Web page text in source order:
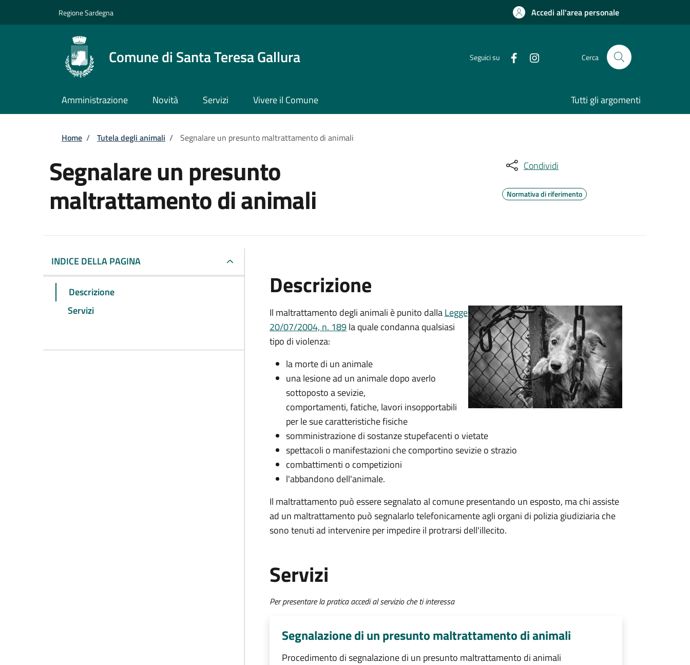
Regione Sardegna Accedi all'area personale
Comune di Santa Teresa Gallura Seguici su Cerca
Amministrazione Novità Servizi Vivere il Comune Tutti gli argomenti
Briciole di pane
Home / Tutela degli animali / Segnalare un presunto maltrattamento di animali
Segnalare un presunto
maltrattamento di animali
Condividi
Normativa di riferimento
INDICE DELLA PAGINA
Descrizione
Servizi
Descrizione
Il maltrattamento degli animali è punito dallaLegge
20/07/2004, n. 189la quale condanna qualsiasi
tipo di violenza:
la morte di un animale
una lesione ad un animale dopo averlo
sottoposto a sevizie,
comportamenti, fatiche, lavori insopportabili
per le sue caratteristiche fisiche
somministrazione di sostanze stupefacenti o vietate
spettacoli o manifestazioni che comportino sevizie o strazio
combattimenti o competizioni
l'abbandono dell'animale.
Il maltrattamento può essere segnalato al comune presentando un esposto, ma chi assiste
ad un maltrattamento può segnalarlo telefonicamente agli organi di polizia giudiziaria che
sono tenuti ad intervenire per impedire il protrarsi dell'illecito.
Servizi
Per presentare la pratica accedi al servizio che ti interessa
Segnalazione di un presunto maltrattamento di animali
Procedimento di segnalazione di un presunto maltrattamento di animali